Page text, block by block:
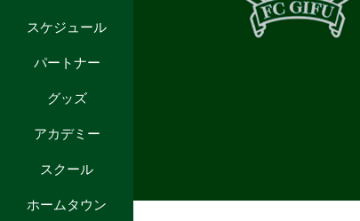
スケジュール
パートナー
グッズ
アカデミー
スクール
ホームタウン